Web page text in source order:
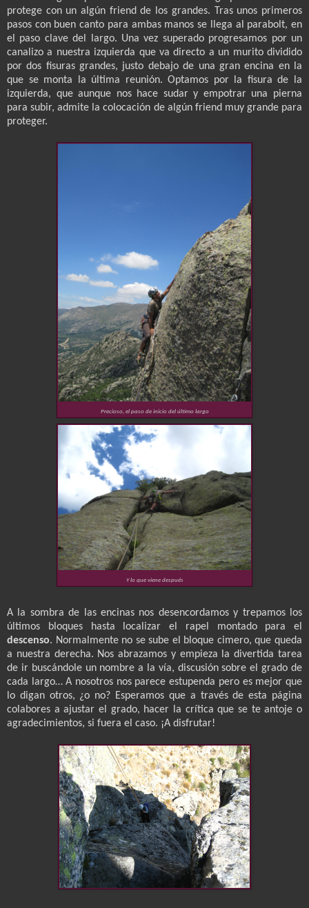
protege con un algún friend de los grandes. Tras unos primeros
pasos con buen canto para ambas manos se llega al parabolt, en
el paso clave del largo. Una vez superado progresamos por un
canalizo a nuestra izquierda que va directo a un murito dividido
por dos fisuras grandes, justo debajo de una gran encina en la
que se monta la última reunión. Optamos por la fisura de la
izquierda, que aunque nos hace sudar y empotrar una pierna
para subir, admite la colocación de algún friend muy grande para
proteger.
Precioso, el paso de inicio del último largo
Y lo que viene después
A la sombra de las encinas nos desencordamos y trepamos los
últimos bloques hasta localizar el rapel montado para el
descenso. Normalmente no se sube el bloque cimero, que queda
a nuestra derecha. Nos abrazamos y empieza la divertida tarea
de ir buscándole un nombre a la vía, discusión sobre el grado de
cada largo… A nosotros nos parece estupenda pero es mejor que
lo digan otros, ¿o no? Esperamos que a través de esta página
colabores a ajustar el grado, hacer la crítica que se te antoje o
agradecimientos, si fuera el caso. ¡A disfrutar!